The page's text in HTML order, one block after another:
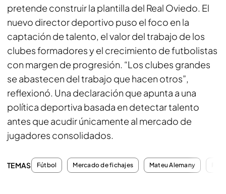
pretende construir la plantilla del Real Oviedo. El
nuevo director deportivo puso el foco en la
captación de talento, el valor del trabajo de los
clubes formadores y el crecimiento de futbolistas
con margen de progresión. “Los clubes grandes
se abastecen del trabajo que hacen otros”,
reflexionó. Una declaración que apunta a una
política deportiva basada en detectar talento
antes que acudir únicamente al mercado de
jugadores consolidados.
TEMAS Fútbol Mercado de fichajes Mateu Alemany